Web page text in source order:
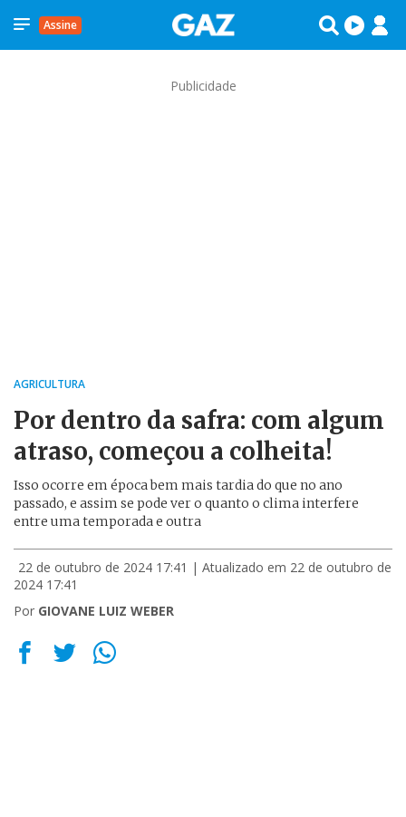
Assine
Publicidade
AGRICULTURA
Por dentro da safra: com algum
atraso, começou a colheita!
Isso ocorre em época bem mais tardia do que no ano
passado, e assim se pode ver o quanto o clima interfere
entre uma temporada e outra
22 de outubro de 2024 17:41 | Atualizado em 22 de outubro de
2024 17:41
Por GIOVANE LUIZ WEBER